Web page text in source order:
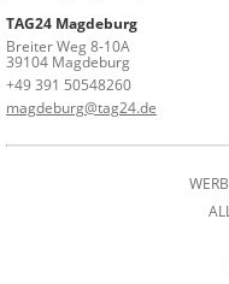
TAG24 Magdeburg
Breiter Weg 8-10A
39104 Magdeburg
+49 391 50548260
magdeburg@tag24.de